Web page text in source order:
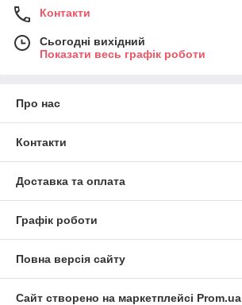
Контакти
Сьогодні вихідний
Показати весь графік роботи
Про нас
Контакти
Доставка та оплата
Графік роботи
Повна версія сайту
Сайт створено на маркетплейсі Prom.ua